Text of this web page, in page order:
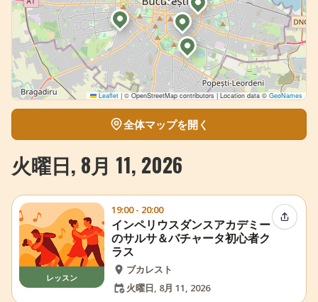
Leaflet |© OpenStreetMap contributors | Location data ©GeoNames
全体マップを開く
火曜日, 8月 11, 2026
レッスン
19:00 - 20:00
インペリウスダンスアカデミー
のサルサ＆バチャータ初心者ク
ラス
ブカレスト
火曜日, 8月 11, 2026
イベン